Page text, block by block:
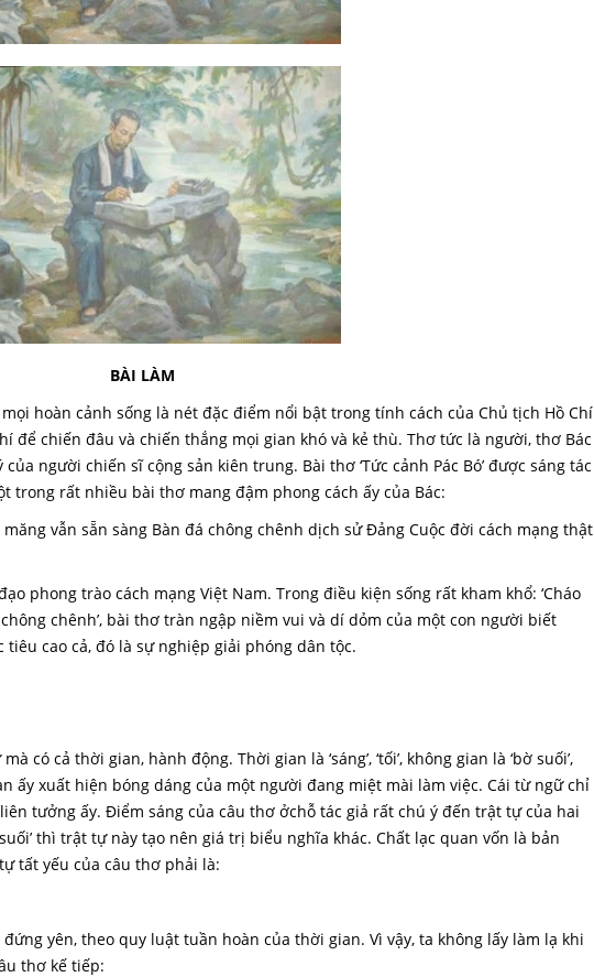
BÀI LÀM
hoàn cảnh sống là nét đặc điểm nổi bật trong tính cách của Chủ tịch Hồ Chí
để chiến đâu và chiến thắng mọi gian khó và kẻ thù. Thơ tức là người, thơ Bác
người chiến sĩ cộng sản kiên trung. Bài thơ ‘Tức cảnh Pác Bó’ được sáng tác
trong rất nhiều bài thơ mang đậm phong cách ấy của Bác:
vẫn sẵn sàng Bàn đá chông chênh dịch sử Đảng Cuộc đời cách mạng thật
phong trào cách mạng Việt Nam. Trong điều kiện sống rất kham khổ: ‘Cháo
chênh’, bài thơ tràn ngập niềm vui và dí dỏm của một con người biết
cao cả, đó là sự nghiệp giải phóng dân tộc.
có cả thời gian, hành động. Thời gian là ‘sáng’, ‘tối’, không gian là ‘bờ suối’,
ấy xuất hiện bóng dáng của một người đang miệt mài làm việc. Cái từ ngữ chỉ
liên tưởng ấy. Điểm sáng của câu thơ ởchỗ tác giả rất chú ý đến trật tự của hai
thì trật tự này tạo nên giá trị biểu nghĩa khác. Chất lạc quan vốn là bản
tất yếu của câu thơ phải là:
yên, theo quy luật tuần hoàn của thời gian. Vì vậy, ta không lấy làm lạ khi
thơ kế tiếp: